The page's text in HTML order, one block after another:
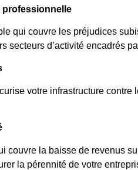
professionnelle
qui couvre les préjudices
secteurs d’activité encadrés
votre infrastructure contre
couvre la baisse de revenus
la pérennité de votre